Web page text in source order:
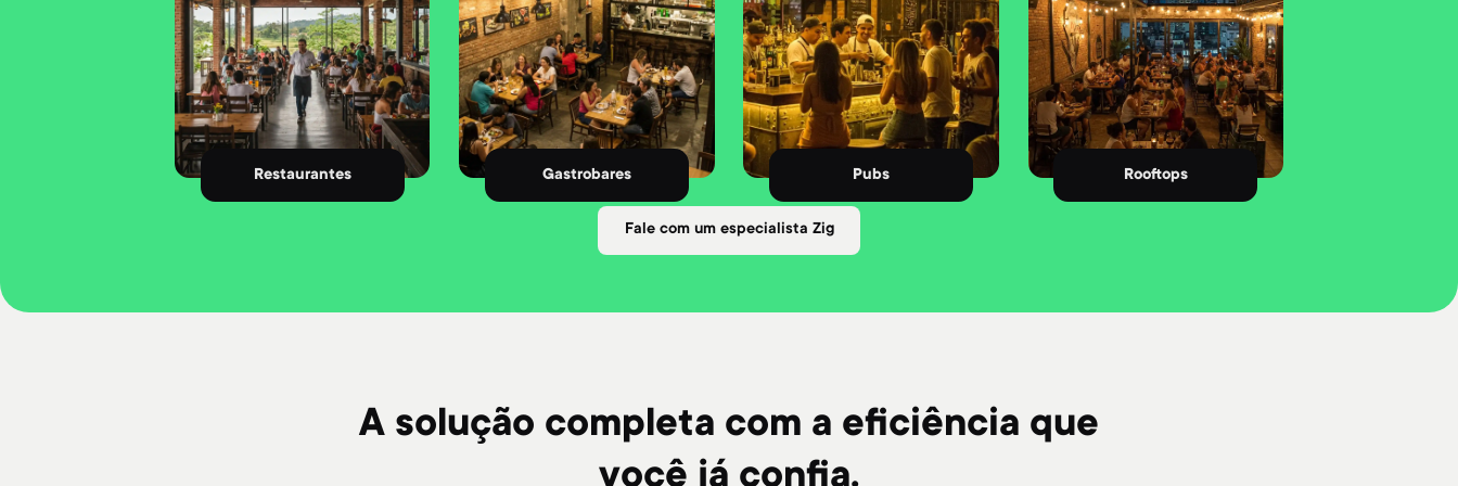
Restaurantes Gastrobares Pubs Rooftops
Fale com um especialista Zig
A solução completa com a eficiência que